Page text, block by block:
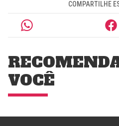
COMPARTILHE
VOCÊ